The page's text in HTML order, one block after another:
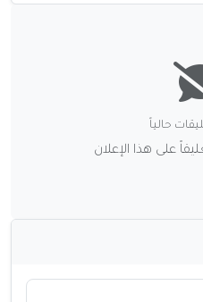
حالياً
على هذا الإعلان